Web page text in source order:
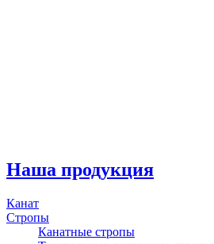
Наша продукция
Канат
Стропы
Канатные стропы